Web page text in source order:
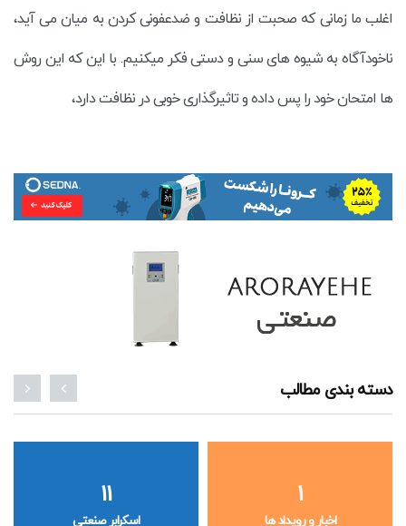
اغلب ما زمانی که صحبت از نظافت و ضدعفونی کردن به میان می آید،
ناخودآگاه به شیوه های سنی و دستی فکر میکنیم. با این که این روش
ها امتحان خود را پس داده و تاثیرگذاری خوبی در نظافت دارد،
دسته بندی مطالب
1
اخبار و رویداد ها
11
اسکرابر صنعتی